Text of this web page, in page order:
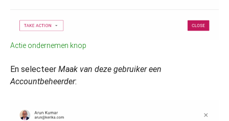
Actie ondernemen knop
En selecteer Maak van deze gebruiker een
Accountbeheerder: